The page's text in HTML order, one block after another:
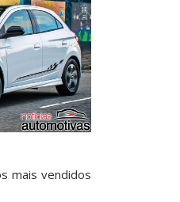
mais vendidos